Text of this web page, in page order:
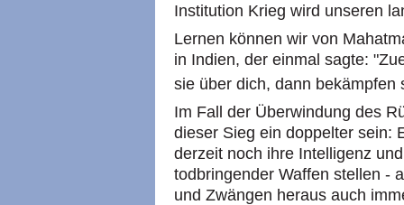
Institution Krieg wird unseren
Lernen können wir von
in Indien, der einmal sagte:
sie über dich, dann bekämpfen
Im Fall der Überwindung des
dieser Sieg ein doppelter sein:
derzeit noch ihre Intelligenz
todbringender Waffen stellen -
und Zwängen heraus auch